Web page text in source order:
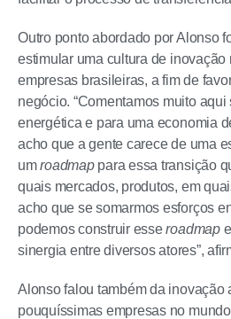
Outro ponto abordado por Alonso
estimular uma cultura de
empresas brasileiras, a fim de
negócio. “Comentamos muito
energética e para uma economia
acho que a gente carece de uma
umroadmappara essa transição
quais mercados, produtos, em
acho que se somarmos esforços
podemos construir esseroadmape
sinergia entre diversos atores”,
Alonso falou também da inovação
pouquíssimas empresas no